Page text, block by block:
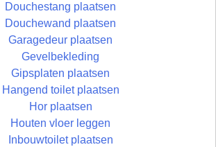
Douchestang plaatsen
Douchewand plaatsen
Garagedeur plaatsen
Gevelbekleding
Gipsplaten plaatsen
Hangend toilet plaatsen
Hor plaatsen
Houten vloer leggen
Inbouwtoilet plaatsen